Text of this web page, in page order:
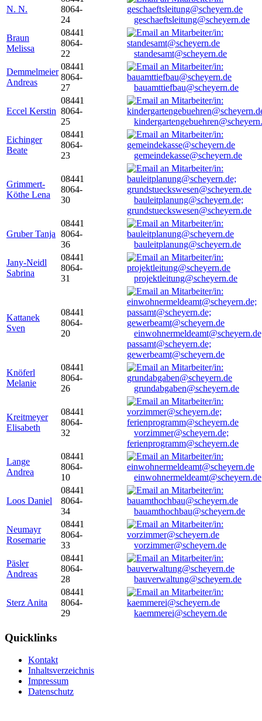
N. N.
8064-
24
geschaeftsleitung@scheyern.de
Braun
Melissa
08441
8064-
22
standesamt@scheyern.de
Demmelmeier
Andreas
08441
8064-
27
bauamttiefbau@scheyern.de
Eccel Kerstin
08441
8064-
25
Eichinger
Beate
08441
8064-
23
gemeindekasse@scheyern.de
Grimmert-
Köthe Lena
08441
8064-
30
bauleitplanung@scheyern.de;
grundstueckswesen@scheyern.de
Gruber Tanja
08441
8064-
36
bauleitplanung@scheyern.de
Jany-Neidl
Sabrina
08441
8064-
31
projektleitung@scheyern.de
Kattanek
Sven
08441
8064-
20
passamt@scheyern.de;
gewerbeamt@scheyern.de
Knöferl
Melanie
08441
8064-
26
grundabgaben@scheyern.de
Kreitmeyer
Elisabeth
08441
8064-
32
vorzimmer@scheyern.de;
ferienprogramm@scheyern.de
Lange
Andrea
08441
8064-
10
einwohnermeldeamt@scheyern.de
Loos Daniel
08441
8064-
34
bauamthochbau@scheyern.de
Neumayr
Rosemarie
08441
8064-
33
vorzimmer@scheyern.de
Päsler
Andreas
08441
8064-
28
bauverwaltung@scheyern.de
Sterz Anita
08441
8064-
29
kaemmerei@scheyern.de
Quicklinks
Kontakt
Inhaltsverzeichnis
Impressum
Datenschutz